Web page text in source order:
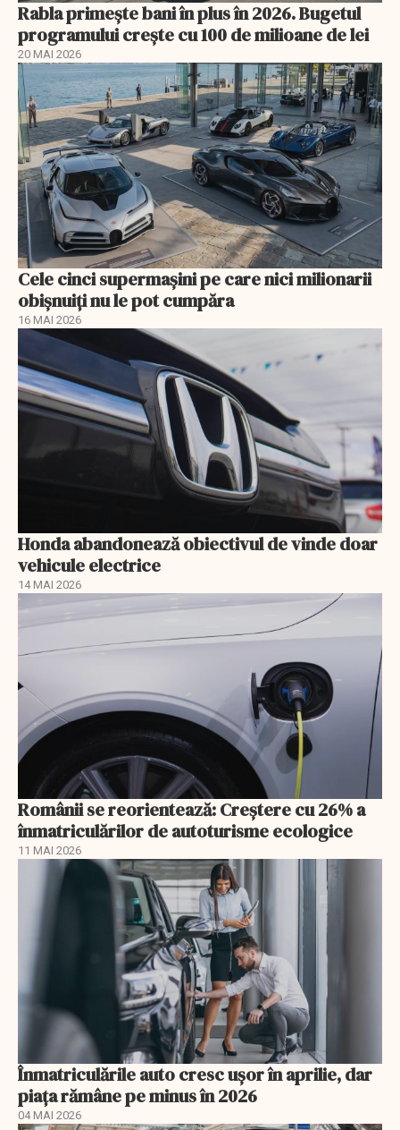
Rabla primește bani în plus în 2026. Bugetul
programului crește cu 100 de milioane de lei
20 MAI 2026
Cele cinci supermașini pe care nici milionarii
obișnuiți nu le pot cumpăra
16 MAI 2026
Honda abandonează obiectivul de vinde doar
vehicule electrice
14 MAI 2026
Românii se reorientează: Creştere cu 26% a
înmatriculărilor de autoturisme ecologice
11 MAI 2026
Înmatriculările auto cresc ușor în aprilie, dar
piața rămâne pe minus în 2026
04 MAI 2026